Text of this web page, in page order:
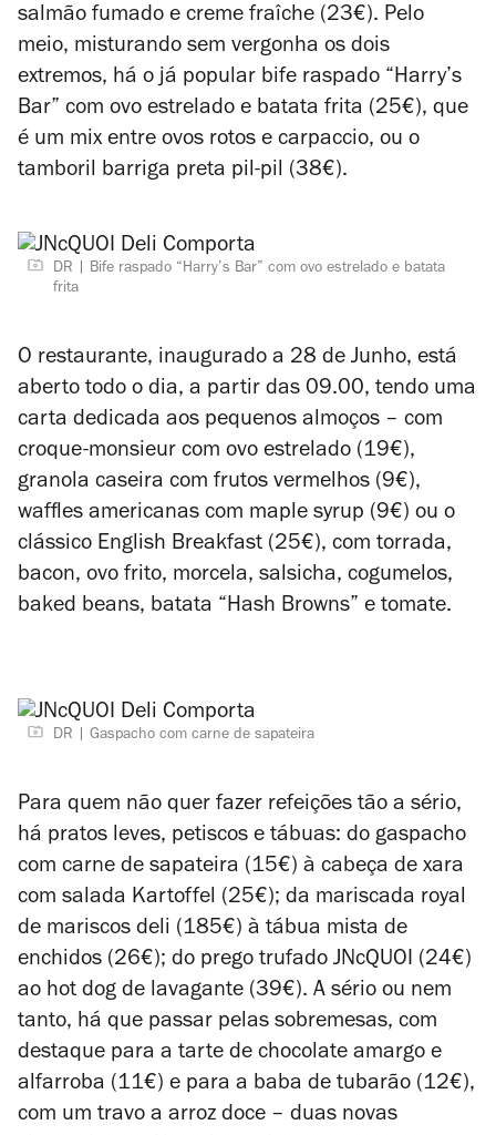
salmão fumado e creme fraîche (23€). Pelo
meio, misturando sem vergonha os dois
extremos, há o já popular bife raspado “Harry’s
Bar” com ovo estrelado e batata frita (25€), que
é um mix entre ovos rotos e carpaccio, ou o
tamboril barriga preta pil-pil (38€).
DR
Bife raspado “Harry’s Bar” com ovo estrelado e batata
frita
O restaurante, inaugurado a 28 de Junho, está
aberto todo o dia, a partir das 09.00, tendo uma
carta dedicada aos pequenos almoços – com
croque-monsieur com ovo estrelado (19€),
granola caseira com frutos vermelhos (9€),
waffles americanas com maple syrup (9€) ou o
clássico English Breakfast (25€), com torrada,
bacon, ovo frito, morcela, salsicha, cogumelos,
baked beans, batata “Hash Browns” e tomate.
DR Gaspacho com carne de sapateira
Para quem não quer fazer refeições tão a sério,
há pratos leves, petiscos e tábuas: do gaspacho
com carne de sapateira (15€) à cabeça de xara
com salada Kartoffel (25€); da mariscada royal
de mariscos deli (185€) à tábua mista de
enchidos (26€); do prego trufado JNcQUOI (24€)
ao hot dog de lavagante (39€). A sério ou nem
tanto, há que passar pelas sobremesas, com
destaque para a tarte de chocolate amargo e
alfarroba (11€) e para a baba de tubarão (12€),
com um travo a arroz doce – duas novas